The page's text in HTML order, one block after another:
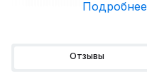
Подробнее
Отзывы